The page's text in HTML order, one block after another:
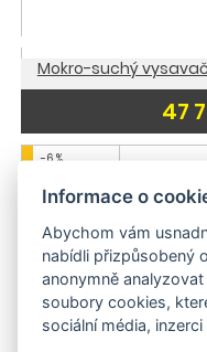
Mokro-suchý vysavač
47
-6 %
Doporučujeme
Informace o
Abychom vám
nabídli přizpůsobený
anonymně
soubory cookies,
sociální média, inzerci